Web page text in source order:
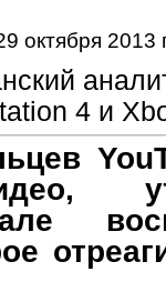
октября 2013